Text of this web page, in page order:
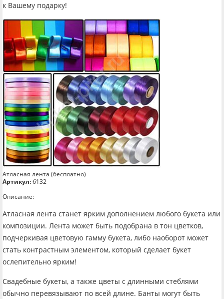
к Вашему подарку!
Атласная лента (бесплатно)
Артикул:б132
Описание:
Атласная лента станет ярким дополнением любого букета или
композиции. Лента может быть подобрана в тон цветков,
подчеркивая цветовую гамму букета, либо наоборот может
стать контрастным элементом, который сделает букет
ослепительно ярким!
Свадебные букеты, а также цветы с длинными стеблями
обычно перевязывают по всей длине. Банты могут быть